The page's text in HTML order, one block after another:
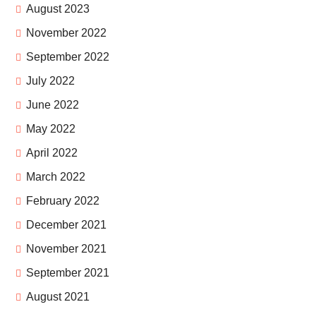
August 2023
November 2022
September 2022
July 2022
June 2022
May 2022
April 2022
March 2022
February 2022
December 2021
November 2021
September 2021
August 2021